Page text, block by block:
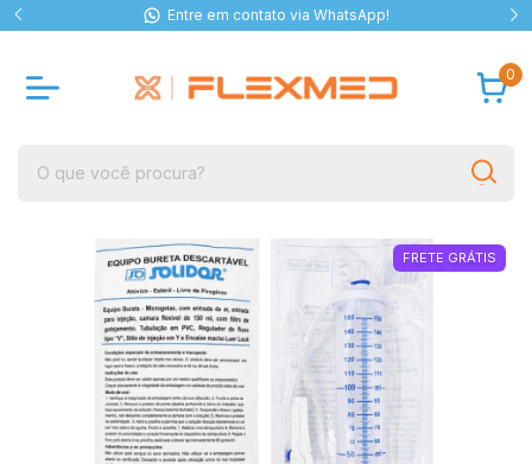
Entre em contato via WhatsApp!
0
FRETE GRÁTIS